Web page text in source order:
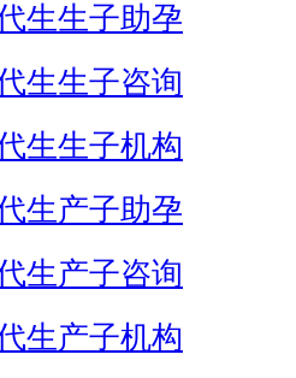
生生子助孕
生生子咨询
生生子机构
生产子助孕
生产子咨询
生产子机构